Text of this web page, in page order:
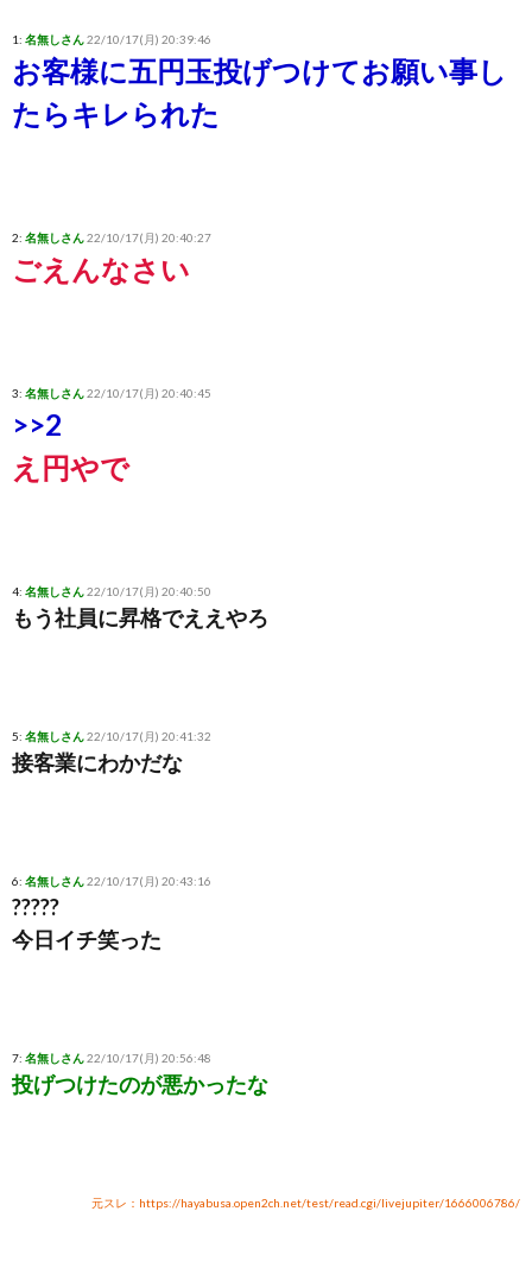
1: 名無しさん22/10/17(月) 20:39:46
お客様に五円玉投げつけてお願い事し
たらキレられた
2: 名無しさん22/10/17(月) 20:40:27
ごえんなさい
3: 名無しさん22/10/17(月) 20:40:45
>>2
え円やで
4: 名無しさん22/10/17(月) 20:40:50
もう社員に昇格でええやろ
5: 名無しさん22/10/17(月) 20:41:32
接客業にわかだな
6: 名無しさん22/10/17(月) 20:43:16
?????
今日イチ笑った
7: 名無しさん22/10/17(月) 20:56:48
投げつけたのが悪かったな
元スレ：https://hayabusa.open2ch.net/test/read.cgi/livejupiter/1666006786/